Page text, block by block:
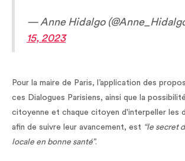
— Anne Hidalgo
15, 2023
Pour la maire de Paris, l’application des
ces Dialogues Parisiens, ainsi que la
citoyenne et chaque citoyen d'interpeller les
afin de suivre leur avancement, est “le secret
locale en bonne santé”.